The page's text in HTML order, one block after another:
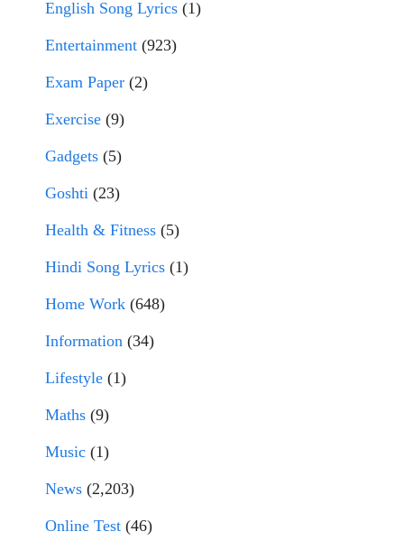
English Song Lyrics (1)
Entertainment (923)
Exam Paper (2)
Exercise (9)
Gadgets (5)
Goshti (23)
Health & Fitness (5)
Hindi Song Lyrics (1)
Home Work (648)
Information (34)
Lifestyle (1)
Maths (9)
Music (1)
News (2,203)
Online Test (46)